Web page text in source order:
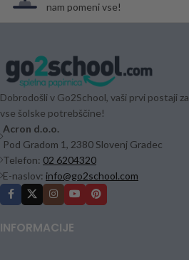
nam pomeni vse!
Dobrodošli v Go2School, vaši prvi postaji za
vse šolske potrebščine!
Acron d.o.o.
Pod Gradom 1, 2380 Slovenj Gradec
Telefon: 02 6204320
E-naslov: info@go2school.com
INFORMACIJE